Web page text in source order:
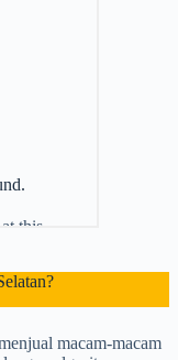
macam-macam